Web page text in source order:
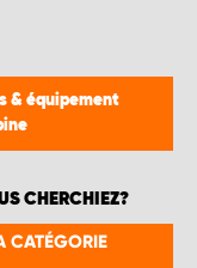
& équipement
CHERCHIEZ?
CATÉGORIE